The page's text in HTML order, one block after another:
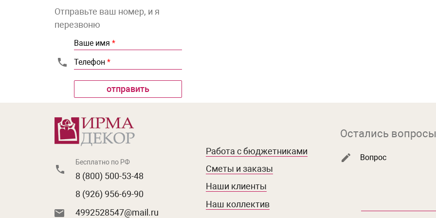
Отправьте ваш номер, и я
перезвоню
Ваше имя *
Телефон *
Бесплатно по РФ
8 (800) 500-53-48
8 (926) 956-69-90
4992528547@mail.ru
Работа с бюджетниками
Сметы и заказы
Наши клиенты
Наш коллектив
Остались
Вопрос